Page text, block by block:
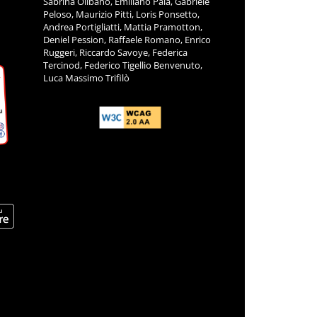
Peloso, Maurizio Pitti, Loris Ponsetto,
Andrea Portigliatti, Mattia Pramotton,
Deniel Pession, Raffaele Romano, Enrico
Ruggeri, Riccardo Savoye, Federica
Tercinod, Federico Tigellio Benvenuto,
Luca Massimo Trifilò